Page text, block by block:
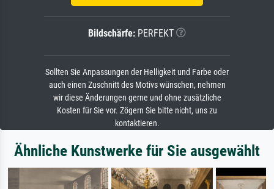
Bildschärfe: PERFEKT
Sollten Sie Anpassungen der Helligkeit und Farbe oder
auch einen Zuschnitt des Motivs wünschen, nehmen
wir diese Änderungen gerne und ohne zusätzliche
Kosten für Sie vor. Zögern Sie bitte nicht, uns zu
kontaktieren.
Ähnliche Kunstwerke für Sie ausgewählt